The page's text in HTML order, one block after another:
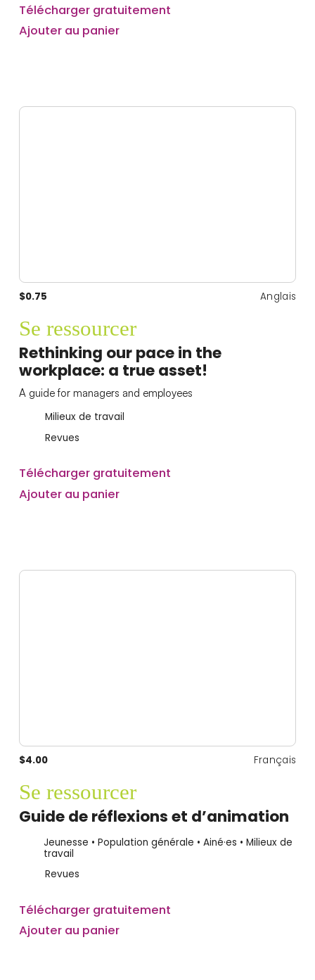
Télécharger gratuitement
Ajouter au panier
$0.75 Anglais
Se ressourcer
Rethinking our pace in the
workplace: a true asset!
A guide for managers and employees
Milieux de travail
Revues
Télécharger gratuitement
Ajouter au panier
$4.00 Français
Se ressourcer
Guide de réflexions et d’animation
Jeunesse • Population générale • Ainé·es • Milieux de
travail
Revues
Télécharger gratuitement
Ajouter au panier